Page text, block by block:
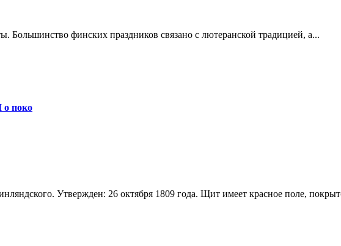
финских праздников связано с лютеранской традицией, а...
о поко
Утвержден: 26 октября 1809 года. Щит имеет красное поле,